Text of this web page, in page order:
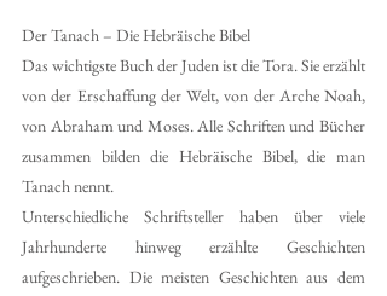
Der Tanach – Die Hebräische Bibel
Das wichtigste Buch der Juden ist die Tora. Sie erzählt
von der Erschaffung der Welt, von der Arche Noah,
von Abraham und Moses. Alle Schriften und Bücher
zusammen bilden die Hebräische Bibel, die man
Tanach nennt.
Unterschiedliche Schriftsteller haben über viele
Jahrhunderte hinweg erzählte Geschichten
aufgeschrieben. Die meisten Geschichten aus dem